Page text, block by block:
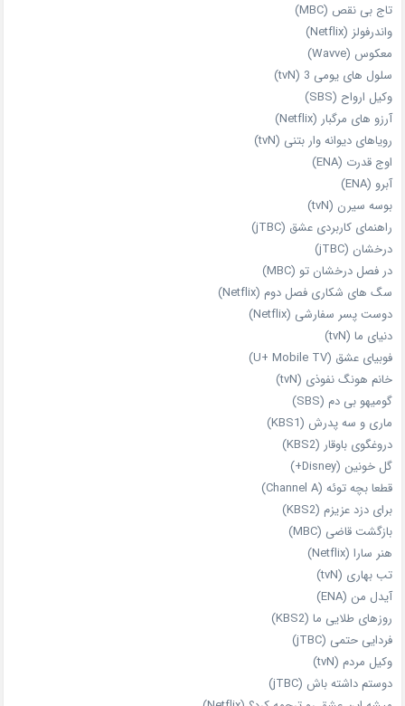
تاج بی‌ نقص (MBC)
واندرفولز (Netflix)
معکوس (Wavve)
سلول های یومی 3 (tvN)
وکیل ارواح (SBS)
آرزو های مرگبار (Netflix)
رویاهای دیوانه‌ وار بتنی (tvN)
اوج قدرت (ENA)
آبرو (ENA)
بوسه سیرن (tvN)
راهنمای کاربردی عشق (jTBC)
درخشان (jTBC)
در فصل درخشان تو (MBC)
سگ های شکاری فصل دوم (Netflix)
دوست‌ پسر سفارشی (Netflix)
دنیای ما (tvN)
فوبیای عشق (U+ Mobile TV)
خانم هونگ نفوذی (tvN)
گومیهو بی دم (SBS)
ماری و سه پدرش (KBS1)
دروغگوی باوقار (KBS2)
گل خونین (Disney+)
قطعا بچه توئه (Channel A)
برای دزد عزیزم (KBS2)
بازگشت قاضی (MBC)
هنر سارا (Netflix)
تب بهاری (tvN)
آیدل من (ENA)
روزهای طلایی ما (KBS2)
فردایی حتمی (jTBC)
وکیل مردم (tvN)
دوستم داشته باش (jTBC)